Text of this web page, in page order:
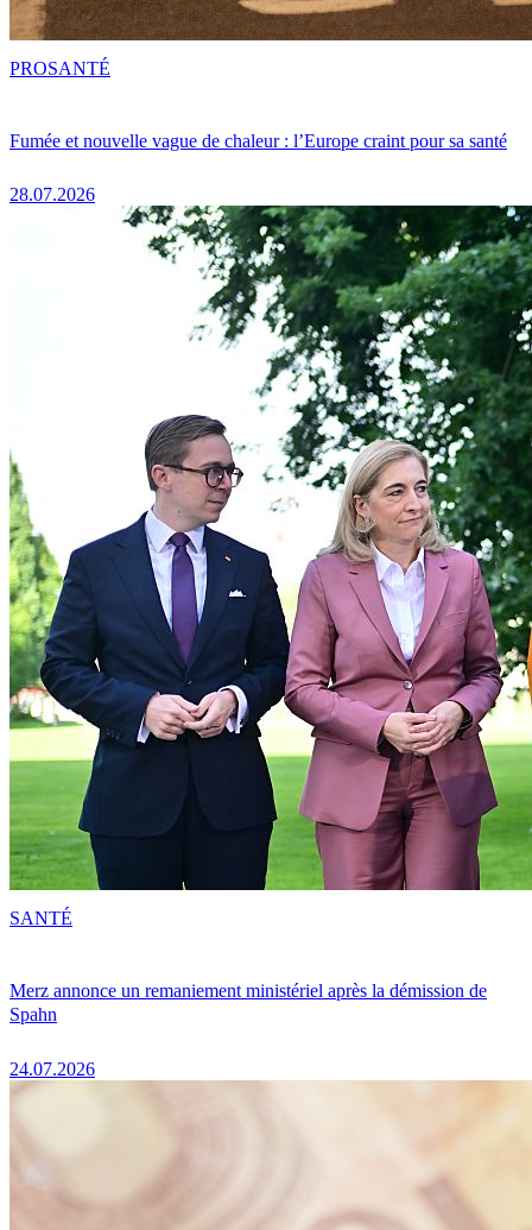
Fumée et nouvelle vague de chaleur : l’Europe craint pour sa santé
28.07.2026
PROSANTÉ
Merz annonce un remaniement ministériel après la démission de
Spahn
24.07.2026
SANTÉ